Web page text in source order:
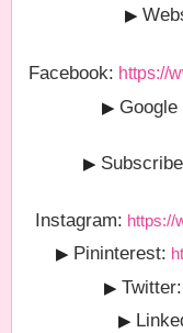
▶
Facebook: https://
▶ Google
▶
Instagram: https://
▶ Pininterest:
▶ Twitter:
▶